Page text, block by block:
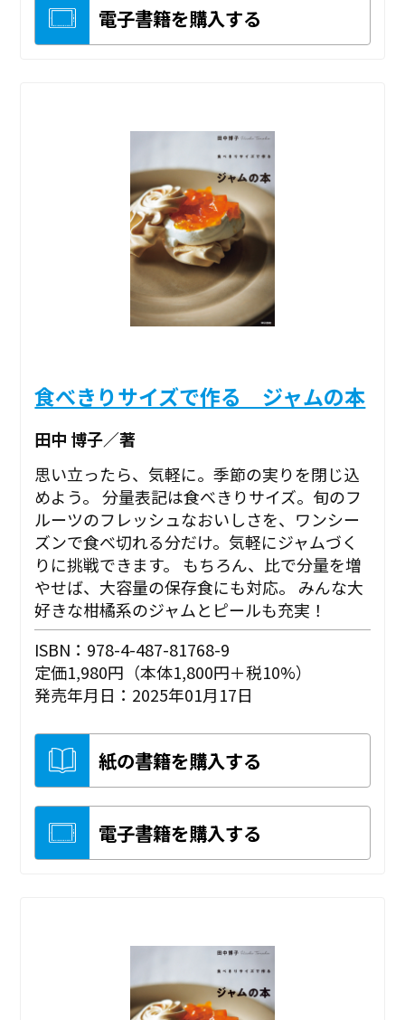
電子書籍を購入する
食べきりサイズで作る ジャムの本
田中 博子／著
思い立ったら、気軽に。季節の実りを閉じ込
めよう。 分量表記は食べきりサイズ。旬のフ
ルーツのフレッシュなおいしさを、ワンシー
ズンで食べ切れる分だけ。気軽にジャムづく
りに挑戦できます。 もちろん、比で分量を増
やせば、大容量の保存食にも対応。 みんな大
好きな柑橘系のジャムとピールも充実！
ISBN：978-4-487-81768-9
定価1,980円（本体1,800円＋税10%）
発売年月日：2025年01月17日
紙の書籍を購入する
電子書籍を購入する